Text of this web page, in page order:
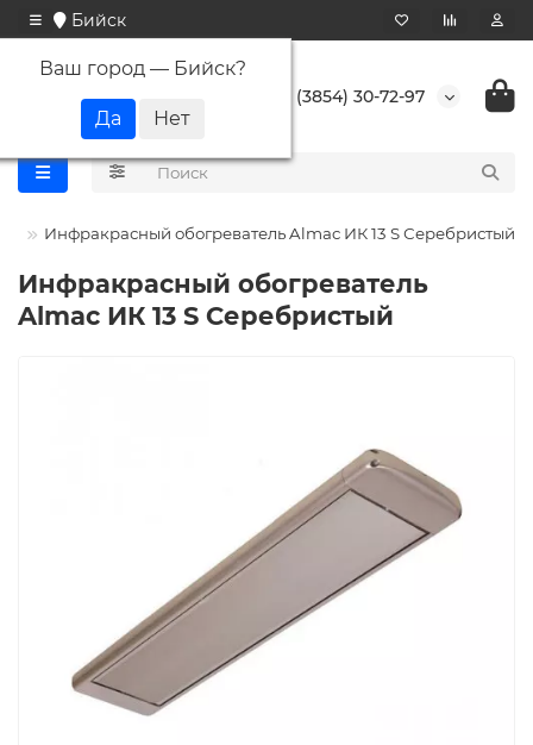
Бийск
Ваш город — Бийск?
+7 (3854) 30-72-97
Инфракрасный обогреватель Almac ИК 13 S Серебристый
Инфракрасный обогреватель
Almac ИК 13 S Серебристый